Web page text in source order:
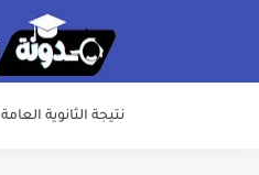
نتيجة الثانوية العامة